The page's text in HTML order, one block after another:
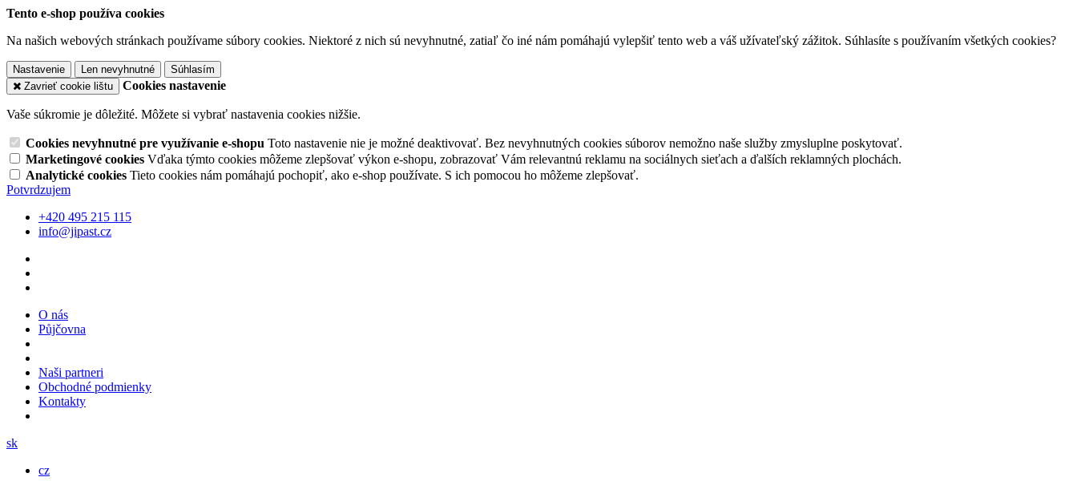
Tento e-shop používa cookies
Na našich webových stránkach používame súbory cookies. Niektoré z nich sú nevyhnutné, zatiaľ čo iné nám pomáhajú vylepšiť tento web a váš užívateľský zážitok. Súhlasíte s používaním všetkých cookies?
Nastavenie Len nevyhnutné
Súhlasím
Zavrieť cookie lištu
Cookies nastavenie
Vaše súkromie je dôležité. Môžete si vybrať nastavenia cookies nižšie.
Cookies nevyhnutné pre využívanie e-shopu Toto nastavenie nie je možné deaktivovať. Bez nevyhnutných cookies súborov nemožno naše služby zmysluplne poskytovať.
Marketingové cookies Vďaka týmto cookies môžeme zlepšovať výkon e-shopu, zobrazovať Vám relevantnú reklamu na sociálnych sieťach a ďalších reklamných plochách.
Analytické cookies Tieto cookies nám pomáhajú pochopiť, ako e-shop používate. S ich pomocou ho môžeme zlepšovať.
Potvrdzujem
+420 495 215 115
info@jipast.cz
O nás
Půjčovna
Naši partneri
Obchodné podmienky
Kontakty
sk
cz